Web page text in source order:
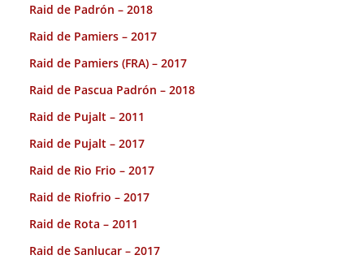
Raid de Padrón – 2018
Raid de Pamiers – 2017
Raid de Pamiers (FRA) – 2017
Raid de Pascua Padrón – 2018
Raid de Pujalt – 2011
Raid de Pujalt – 2017
Raid de Rio Frio – 2017
Raid de Riofrio – 2017
Raid de Rota – 2011
Raid de Sanlucar – 2017